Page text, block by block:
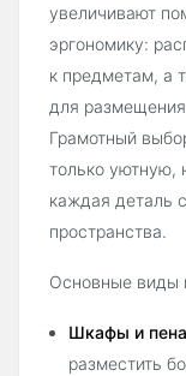
увеличивают
эргономику:
к предметам, а
для
Грамотный
только уютную,
каждая деталь
пространства.
Основные виды
Шкафы и
разместить